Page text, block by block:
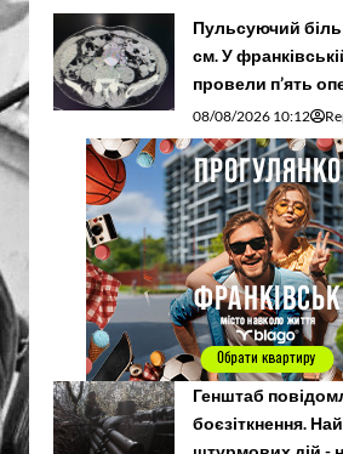
Пульсуючий
см. У
провели п’ять
08/08/2026 10:12
Генштаб
боєзіткнення.